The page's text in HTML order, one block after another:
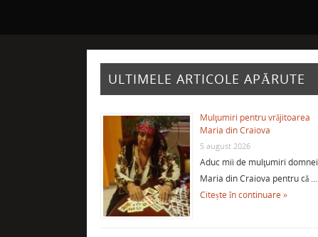
ULTIMELE ARTICOLE APĂRUTE
Mulţumiri pentru vrăjitoarea
Maria din Craiova
5 august 2026
Aduc mii de mulţumiri domnei
Maria din Craiova pentru că …
Citește în continuare »